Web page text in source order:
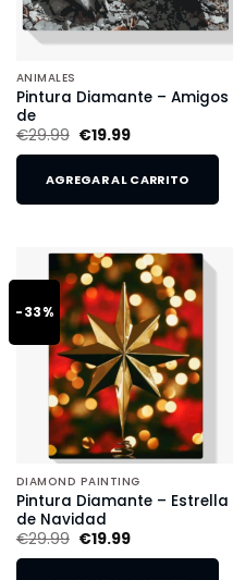
ANIMALES
Pintura Diamante – Amigos
de
€29.99 €19.99
AGREGAR AL CARRITO
-33%
DIAMOND PAINTING
Pintura Diamante – Estrella
de Navidad
€29.99 €19.99